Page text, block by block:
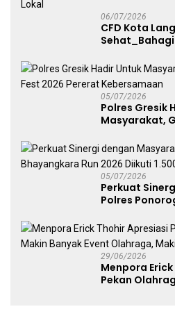
06/07/2026
CFD Kota
Dekranasda
05/07/2026
Polres Gresik
Masyarakat,
05/07/2026
Perkuat
Polres
29/06/2026
Menpora
Pekan